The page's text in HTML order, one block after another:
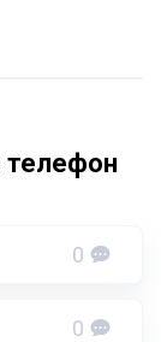
телефон
0
0